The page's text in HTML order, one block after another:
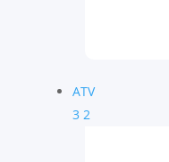
ATV
3 2